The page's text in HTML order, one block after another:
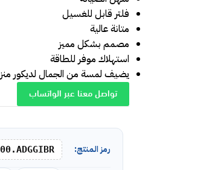
فلتر قابل للغسيل
متانة عالية
مصمم بشكل مميز
استهلاك موفر للطاقة
يضيف لمسة من الجمال لديكور
تواصل معنا عبر الواتساب
رمز المنتج: